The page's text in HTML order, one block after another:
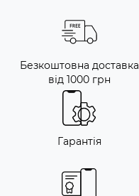
Безкоштовна доставка
від 1000 грн
Гарантія